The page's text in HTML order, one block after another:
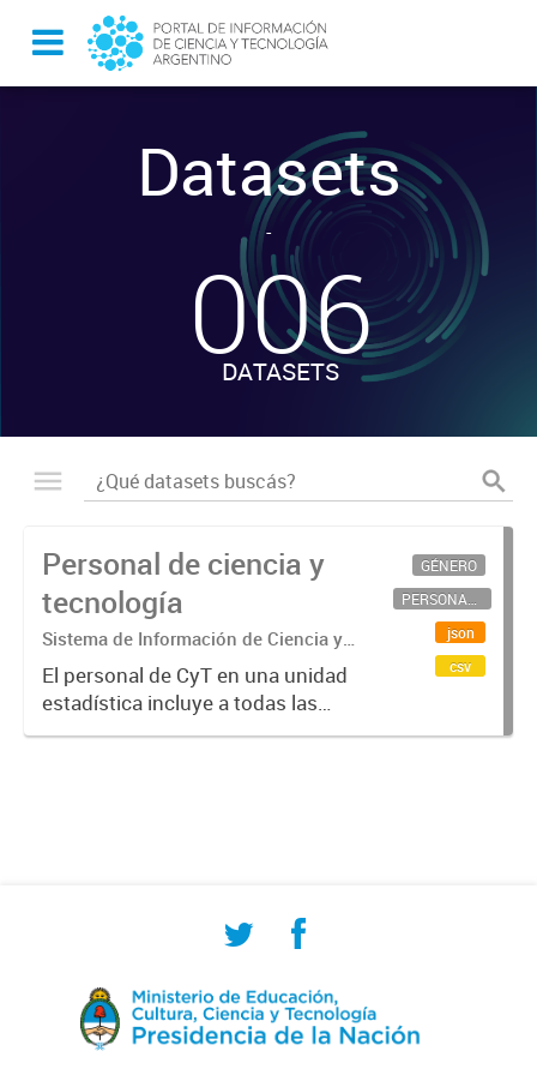
Datasets
-
006
DATASETS
Personal de ciencia y
tecnología
Sistema de Información de Ciencia y
Tecnología Argentino (SICYTAR)
El personal de CyT en una unidad
estadística incluye a todas las
personas involucradas
GÉNERO
PERSONAL CIENTÍFICO-TECNOLÓGICO
json
csv